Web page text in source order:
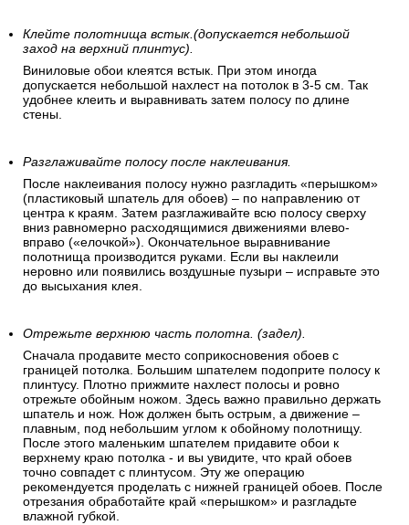
Клейте полотнища встык.(допускается небольшой
заход на верхний плинтус).
Виниловые обои клеятся встык. При этом иногда
допускается небольшой нахлест на потолок в 3-5 см. Так
удобнее клеить и выравнивать затем полосу по длине
стены.
Разглаживайте полосу после наклеивания.
После наклеивания полосу нужно разгладить «перышком»
(пластиковый шпатель для обоев) – по направлению от
центра к краям. Затем разглаживайте всю полосу сверху
вниз равномерно расходящимися движениями влево-
вправо («елочкой»). Окончательное выравнивание
полотнища производится руками. Если вы наклеили
неровно или появились воздушные пузыри – исправьте это
до высыхания клея.
Отрежьте верхнюю часть полотна. (задел).
Сначала продавите место соприкосновения обоев с
границей потолка. Большим шпателем подоприте полосу к
плинтусу. Плотно прижмите нахлест полосы и ровно
отрежьте обойным ножом. Здесь важно правильно держать
шпатель и нож. Нож должен быть острым, а движение –
плавным, под небольшим углом к обойному полотнищу.
После этого маленьким шпателем придавите обои к
верхнему краю потолка - и вы увидите, что край обоев
точно совпадет с плинтусом. Эту же операцию
рекомендуется проделать с нижней границей обоев. После
отрезания обработайте край «перышком» и разгладьте
влажной губкой.